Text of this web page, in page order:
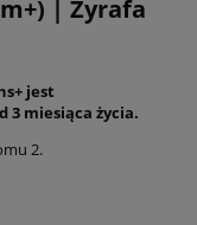
| Żyrafa
jest
3 miesiąca życia.
2.